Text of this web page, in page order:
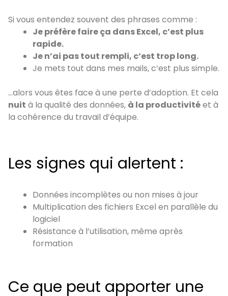
Si vous entendez souvent des phrases comme :
Je préfère faire ça dans Excel, c’est plus
rapide.
Je n’ai pas tout rempli, c’est trop long.
Je mets tout dans mes mails, c’est plus simple.
…alors vous êtes face à une perte d’adoption. Et cela
nuit à la qualité des données, à la productivitéet à
la cohérence du travail d’équipe.
Les signes qui alertent :
Données incomplètes ou non mises à jour
Multiplication des fichiers Excel en parallèle du
logiciel
Résistance à l’utilisation, même après
formation
Ce que peut apporter une